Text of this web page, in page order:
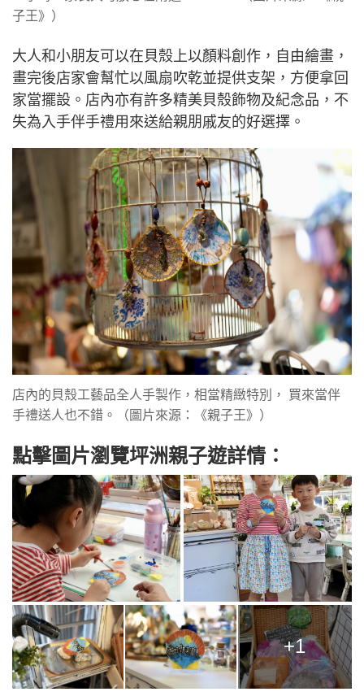
子王》）
大人和小朋友可以在貝殼上以顏料創作，自由繪畫，
畫完後店家會幫忙以風扇吹乾並提供支架，方便拿回
家當擺設。店內亦有許多精美貝殼飾物及紀念品，不
失為入手伴手禮用來送給親朋戚友的好選擇。
店內的貝殼工藝品全人手製作，相當精緻特別， 買來當伴
手禮送人也不錯。（圖片來源：《親子王》）
點擊圖片瀏覽坪洲親子遊詳情：
+1